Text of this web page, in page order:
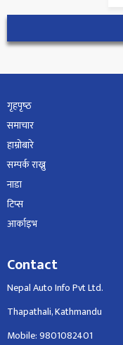
गृहपृष्‍ठ
समाचार
हाम्रोबारे
सम्पर्क राख्नु
नाडा
टिप्स
आर्काइभ
Contact
Nepal Auto Info Pvt Ltd.
Thapathali, Kathmandu
Mobile: 9801082401